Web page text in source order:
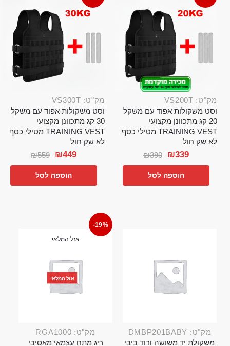
מק"ט: VS200T
וסט משקולות אפוד עם משקל
20 קג מתכוונן מקצועי
TRAINING VEST מטילי כסף
לא שק חול
₪390 ₪339
הוספה לסל
מק"ט: VS300T
וסט משקולות אפוד עם משקל
30 קג מתכוונן מקצועי
TRAINING VEST מטילי כסף
לא שק חול
₪559 ₪449
הוספה לסל
מק"ט: DMBP201BABY
משקולת יד משושה ורוד ביבי
-19%
אזל המלאי
אזל המלאי
מק"ט: RGA1000
ריג מתח עצמאי מאסיבי